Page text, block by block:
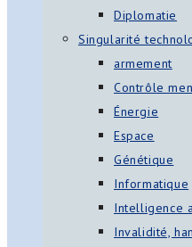
Diplomatie
Singularité
armement
Contrôle
Énergie
Espace
Génétique
Informatique
Intelligence
Invalidité,